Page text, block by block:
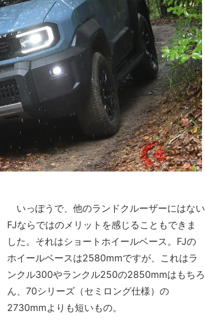
いっぽうで、他のランドクルーザーにはない
FJならではのメリットを感じることもできま
した。それはショートホイールベース。FJの
ホイールベースは2580mmですが、これはラ
ンクル300やランクル250の2850mmはもちろ
ん、70シリーズ（セミロング仕様）の
2730mmよりも短いもの。